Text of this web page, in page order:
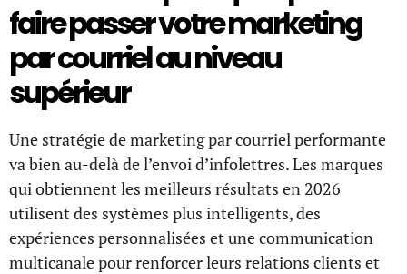
faire passer votre marketing
par courriel au niveau
supérieur
Une stratégie de marketing par courriel performante
va bien au-delà de l’envoi d’infolettres. Les marques
qui obtiennent les meilleurs résultats en 2026
utilisent des systèmes plus intelligents, des
expériences personnalisées et une communication
multicanale pour renforcer leurs relations clients et